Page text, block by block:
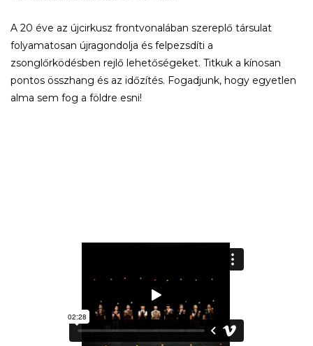
A 20 éve az újcirkusz frontvonalában szereplő társulat
folyamatosan újragondolja és felpezsdíti a
zsonglőrködésben rejlő lehetőségeket. Titkuk a kínosan
pontos összhang és az időzítés. Fogadjunk, hogy egyetlen
alma sem fog a földre esni!